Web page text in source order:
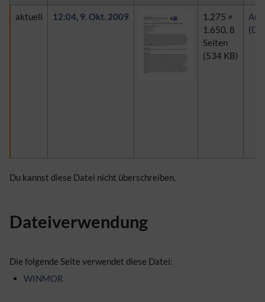
aktuell 12:04, 9. Okt. 2009
1.275 ×
1.650, 8
Seiten
(534 KB)
(
Du kannst diese Datei nicht überschreiben.
Dateiverwendung
Die folgende Seite verwendet diese Datei:
WINMOR